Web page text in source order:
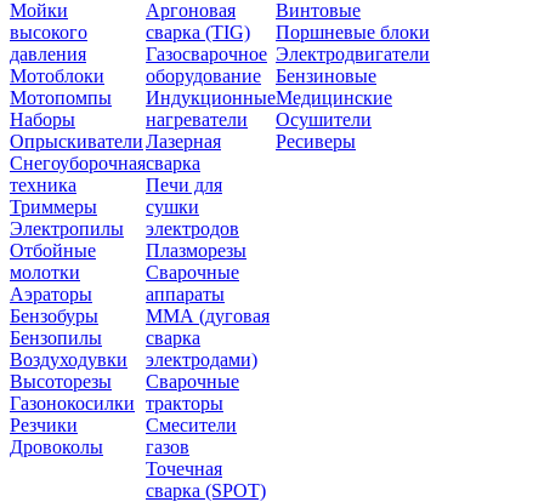
Мойки
высокого
давления
Мотоблоки
Мотопомпы
Наборы
Опрыскиватели
Снегоуборочная
техника
Триммеры
Электропилы
Отбойные
молотки
Аэраторы
Бензобуры
Бензопилы
Воздуходувки
Высоторезы
Газонокосилки
Резчики
Дровоколы
Аргоновая
сварка (TIG)
Газосварочное
оборудование
Индукционные
нагреватели
Лазерная
сварка
Печи для
сушки
электродов
Плазморезы
Сварочные
аппараты
ММА (дуговая
сварка
электродами)
Сварочные
тракторы
Смесители
газов
Точечная
сварка (SPOT)
Винтовые
Поршневые блоки
Электродвигатели
Бензиновые
Медицинские
Осушители
Ресиверы